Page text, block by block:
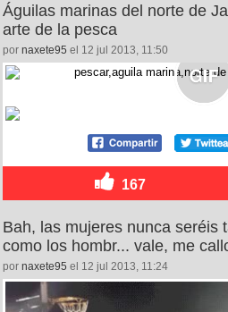
Águilas marinas del norte de
arte de la pesca
por naxete95 el 12 jul 2013, 11:50
167
Bah, las mujeres nunca seréis
como los hombr... vale, me
por naxete95 el 12 jul 2013, 11:24